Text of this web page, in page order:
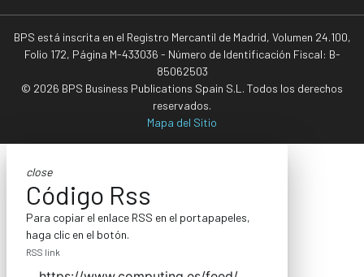
BPS está inscrita en el Registro Mercantil de Madrid, Volumen 24.100,
Folio 172, Página M-433036 - Número de Identificación Fiscal: B-
85062503
© 2026 BPS Business Publications Spain S.L. Todos los derechos
reservados.
Mapa del Sitio
close
Código Rss
Para copiar el enlace RSS en el portapapeles,
haga clic en el botón.
RSS link